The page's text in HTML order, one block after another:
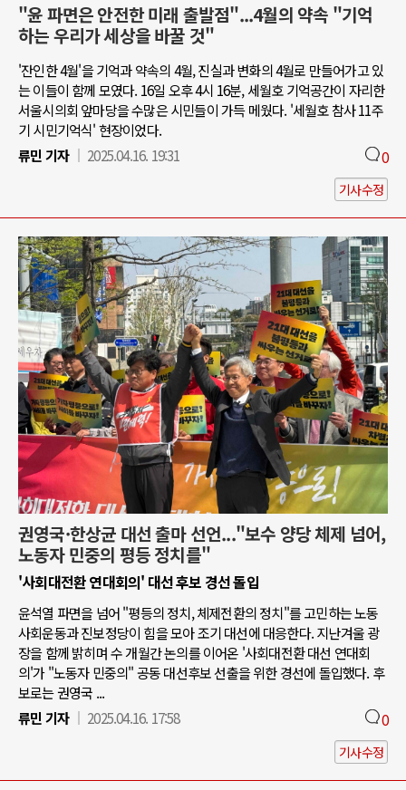
"윤 파면은 안전한 미래 출발점"...4월의 약속 "기억
하는 우리가 세상을 바꿀 것"
'잔인한 4월'을 기억과 약속의 4월, 진실과 변화의 4월로 만들어가고 있
는 이들이 함께 모였다. 16일 오후 4시 16분, 세월호 기억공간이 자리한
서울시의회 앞마당을 수많은 시민들이 가득 메웠다. '세월호 참사 11주
기 시민기억식' 현장이었다.
류민 기자
2025.04.16. 19:31 0
기사수정
권영국·한상균 대선 출마 선언..."보수 양당 체제 넘어,
노동자 민중의 평등 정치를"
'사회대전환 연대회의' 대선 후보 경선 돌입
윤석열 파면을 넘어 "평등의 정치, 체제전환의 정치"를 고민하는 노동
사회운동과 진보정당이 힘을 모아 조기 대선에 대응한다. 지난겨울 광
장을 함께 밝히며 수 개월간 논의를 이어온 '사회대전환 대선 연대회
의'가 "노동자 민중의" 공동 대선후보 선출을 위한 경선에 돌입했다. 후
보로는 권영국 ...
류민 기자
2025.04.16. 17:58 0
기사수정